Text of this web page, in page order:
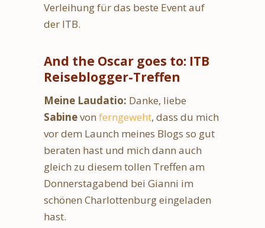
Verleihung für das beste Event auf
der ITB.
And the Oscar goes to: ITB
Reiseblogger-Treffen
Meine Laudatio: Danke, liebe
Sabinevon ferngeweht, dass du mich
vor dem Launch meines Blogs so gut
beraten hast und mich dann auch
gleich zu diesem tollen Treffen am
Donnerstagabend bei Gianni im
schönen Charlottenburg eingeladen
hast.